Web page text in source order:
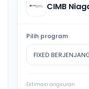
CIMB
Pilih program
FIXED
Estimasi angsuran